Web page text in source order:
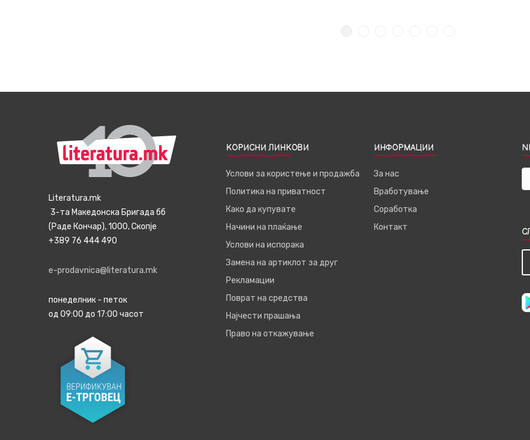
Literatura.mk
3-та Македонска Бригада бб
(Раде Кончар), 1000, Скопје
+389 76 444 490
e-prodavnica@literatura.mk
понеделник - петок
од 09:00 до 17:00 часот
КОРИСНИ ЛИНКОВИ
Услови за користење и продажба
Политика на приватност
Како да купувате
Начини на плаќање
Услови на испорака
Замена на артиклот за друг
Рекламации
Поврат на средства
Најчести прашања
Право на откажување
ИНФОРМАЦИИ
За нас
Вработување
Соработка
Контакт